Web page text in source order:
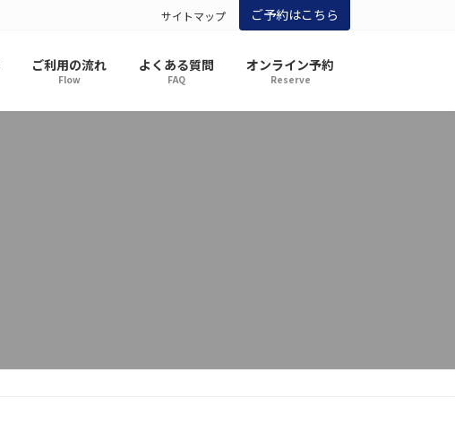
サイトマップ ご予約はこちら
ご利用の流れ
Flow
よくある質問
FAQ
オンライン予約
Reserve